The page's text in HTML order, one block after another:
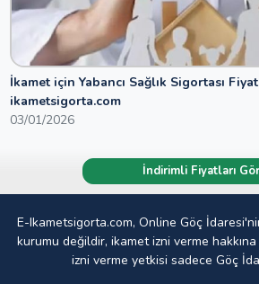
İkamet için Yabancı Sağlık Sigortası
ikametsigorta.com
03/01/2026
İndirimli Fiyatları Gör
E-Ikametsigorta.com, Online Göç
kurumu değildir, ikamet izni verme
izni verme yetkisi sadece Göç